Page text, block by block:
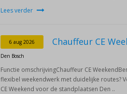
Lees verder
6 aug 2026 Chauffeur CE
Den Bosch
Functie omschrijvingChauffeur CE
flexibel weekendwerk met duidelijke routes?
CE Weekend voor de standplaatsen Den ..